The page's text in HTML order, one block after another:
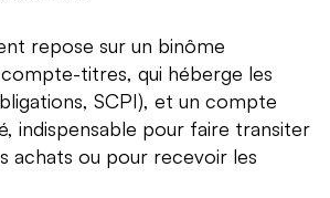
repose sur un binôme
titres, qui héberge les
SCPI), et un compte
indispensable pour faire transiter
achats ou pour recevoir les